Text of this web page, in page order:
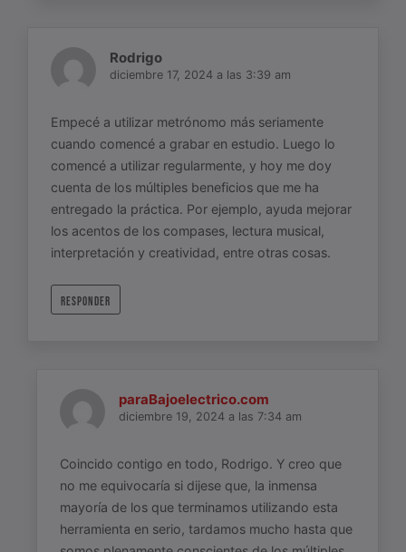
Rodrigo
diciembre 17, 2024 a las 3:39 am
Empecé a utilizar metrónomo más seriamente
cuando comencé a grabar en estudio. Luego lo
comencé a utilizar regularmente, y hoy me doy
cuenta de los múltiples beneficios que me ha
entregado la práctica. Por ejemplo, ayuda mejorar
los acentos de los compases, lectura musical,
interpretación y creatividad, entre otras cosas.
RESPONDER
paraBajoelectrico.com
diciembre 19, 2024 a las 7:34 am
Coincido contigo en todo, Rodrigo. Y creo que
no me equivocaría si dijese que, la inmensa
mayoría de los que terminamos utilizando esta
herramienta en serio, tardamos mucho hasta que